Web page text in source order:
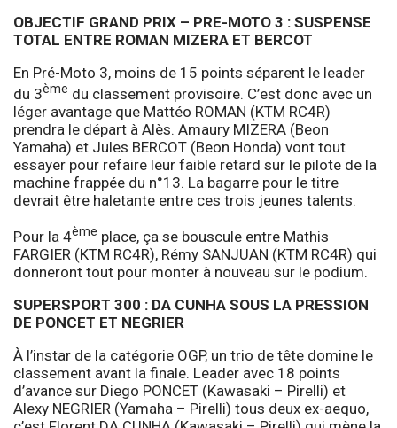
OBJECTIF GRAND PRIX – PRE-MOTO 3 : SUSPENSE
TOTAL ENTRE ROMAN MIZERA ET BERCOT
En Pré-Moto 3, moins de 15 points séparent le leader
du 3ème du classement provisoire. C’est donc avec un
léger avantage que Mattéo ROMAN (KTM RC4R)
prendra le départ à Alès. Amaury MIZERA (Beon
Yamaha) et Jules BERCOT (Beon Honda) vont tout
essayer pour refaire leur faible retard sur le pilote de la
machine frappée du n°13. La bagarre pour le titre
devrait être haletante entre ces trois jeunes talents.
Pour la 4ème place, ça se bouscule entre Mathis
FARGIER (KTM RC4R), Rémy SANJUAN (KTM RC4R) qui
donneront tout pour monter à nouveau sur le podium.
SUPERSPORT 300 : DA CUNHA SOUS LA PRESSION
DE PONCET ET NEGRIER
À l’instar de la catégorie OGP, un trio de tête domine le
classement avant la finale. Leader avec 18 points
d’avance sur Diego PONCET (Kawasaki – Pirelli) et
Alexy NEGRIER (Yamaha – Pirelli) tous deux ex-aequo,